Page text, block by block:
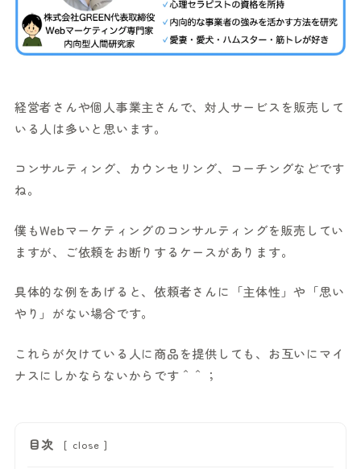
経営者さんや個人事業主さんで、対人サービスを販売して
いる人は多いと思います。
コンサルティング、カウンセリング、コーチングなどです
ね。
僕もWebマーケティングのコンサルティングを販売してい
ますが、ご依頼をお断りするケースがあります。
具体的な例をあげると、依頼者さんに「主体性」や「思い
やり」がない場合です。
これらが欠けている人に商品を提供しても、お互いにマイ
ナスにしかならないからです＾＾；
目次 [ close ]